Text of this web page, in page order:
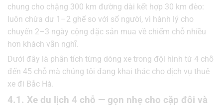
chung cho chặng 300 km đường dài kết hợp 30 km đèo:
luôn chừa dư 1–2 ghế so với số người, vì hành lý cho
chuyến 2–3 ngày cộng đặc sản mua về chiếm chỗ nhiều
hơn khách vẫn nghĩ.
Dưới đây là phân tích từng dòng xe trong đội hình từ 4 chỗ
đến 45 chỗ mà chúng tôi đang khai thác cho dịch vụ thuê
xe đi Bắc Hà.
4.1. Xe du lịch 4 chỗ — gọn nhẹ cho cặp đôi và